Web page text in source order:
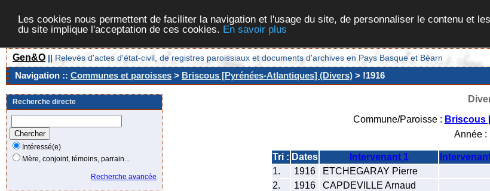
Les cookies nous permettent de faciliter la navigation et l'usage du site, de personnaliser le contenu et
du site implique l'acceptation de ces cookies. En savoir plus
Gen&O || Relevés d'actes d'état-civil, de registres paroissiaux et documents d'archives en Pays Basque et Béarn
Navigation :: Communes et paroisses > Briscous [Pyrénées-Atlantiques] (Divers) > !1916
Recherche directe
Intéressé(e)
Mère, conjoint, témoins, parrain...
Recherche avancée
Commune/Paroisse : Briscous
Année :
Tri : Dates Intervenant 1
1.
1916 ETCHEGARAY Pierre
2.
1916 CAPDEVILLE Arnaud